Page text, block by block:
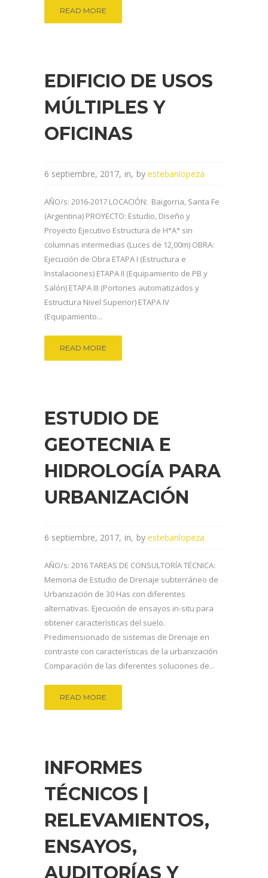
READ MORE
EDIFICIO DE USOS
MÚLTIPLES Y
OFICINAS
6 septiembre, 2017 in by estebanlopeza
AÑO/s: 2016-2017 LOCACIÓN: Baigorria, Santa Fe
(Argentina) PROYECTO: Estudio, Diseño y
Proyecto Ejecutivo Estructura de H°A° sin
columnas intermedias (Luces de 12,00m) OBRA:
Ejecución de Obra ETAPA I (Estructura e
Instalaciones) ETAPA II (Equipamiento de PB y
Salón) ETAPA III (Portones automatizados y
Estructura Nivel Superior) ETAPA IV
(Equipamiento...
READ MORE
ESTUDIO DE
GEOTECNIA E
HIDROLOGÍA PARA
URBANIZACIÓN
6 septiembre, 2017 in by estebanlopeza
AÑO/s: 2016 TAREAS DE CONSULTORÍA TÉCNICA:
Memoria de Estudio de Drenaje subterráneo de
Urbanización de 30 Has con diferentes
alternativas. Ejecución de ensayos in-situ para
obtener características del suelo.
Predimensionado de sistemas de Drenaje en
contraste con características de la urbanización
Comparación de las diferentes soluciones de...
READ MORE
INFORMES
TÉCNICOS |
RELEVAMIENTOS,
ENSAYOS,
AUDITORÍAS Y